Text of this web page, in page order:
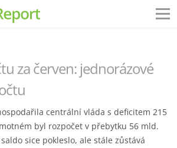
za červen: jednorázové
centrální vláda s deficitem 215
byl rozpočet v přebytku 56 mld.
sice pokleslo, ale stále zůstává